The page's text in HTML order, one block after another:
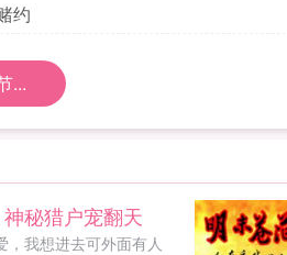
约
...
秘猎户宠翻天
，我想进去可外面有人